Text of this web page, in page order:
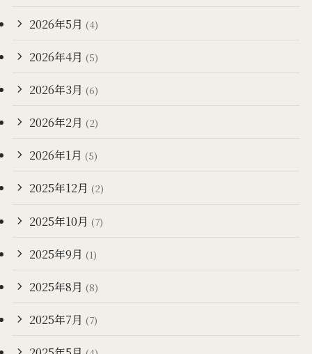
2026年5月 (4)
2026年4月 (5)
2026年3月 (6)
2026年2月 (2)
2026年1月 (5)
2025年12月 (2)
2025年10月 (7)
2025年9月 (1)
2025年8月 (8)
2025年7月 (7)